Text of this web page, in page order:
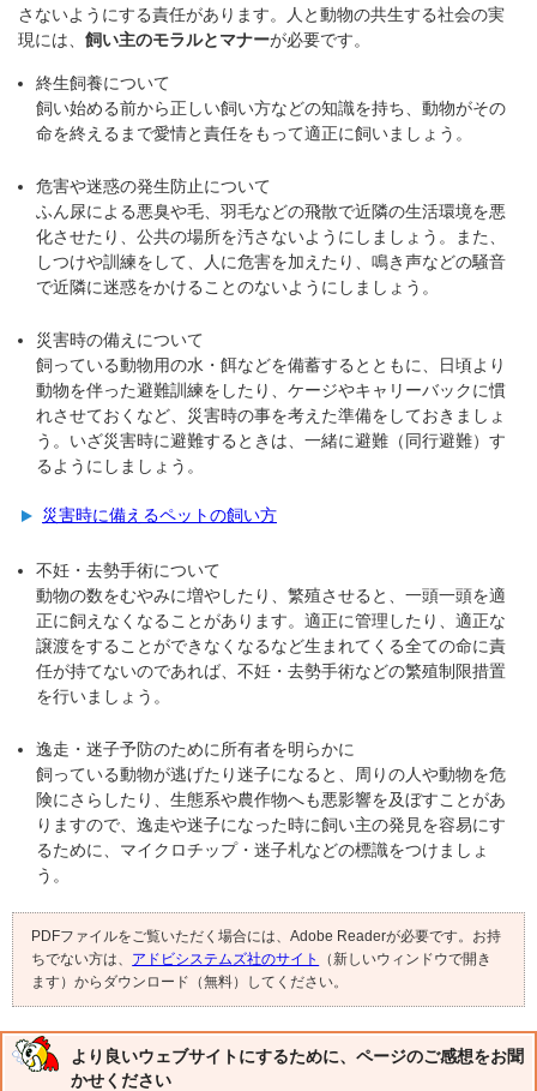
さないようにする責任があります。人と動物の共生する社会の実
現には、 飼い主のモラルとマナーが必要です。
終生飼養について
飼い始める前から正しい飼い方などの知識を持ち、動物がその
命を終えるまで愛情と責任をもって適正に飼いましょう。
危害や迷惑の発生防止について
ふん尿による悪臭や毛、羽毛などの飛散で近隣の生活環境を悪
化させたり、公共の場所を汚さないようにしましょう。また、
しつけや訓練をして、人に危害を加えたり、鳴き声などの騒音
で近隣に迷惑をかけることのないようにしましょう。
災害時の備えについて
飼っている動物用の水・餌などを備蓄するとともに、日頃より
動物を伴った避難訓練をしたり、ケージやキャリーバックに慣
れさせておくなど、災害時の事を考えた準備をしておきましょ
う。いざ災害時に避難するときは、一緒に避難（同行避難）す
るようにしましょう。
災害時に備えるペットの飼い方
不妊・去勢手術について
動物の数をむやみに増やしたり、繁殖させると、一頭一頭を適
正に飼えなくなることがあります。適正に管理したり、適正な
譲渡をすることができなくなるなど生まれてくる全ての命に責
任が持てないのであれば、不妊・去勢手術などの繁殖制限措置
を行いましょう。
逸走・迷子予防のために所有者を明らかに
飼っている動物が逃げたり迷子になると、周りの人や動物を危
険にさらしたり、生態系や農作物へも悪影響を及ぼすことがあ
りますので、逸走や迷子になった時に飼い主の発見を容易にす
るために、マイクロチップ・迷子札などの標識をつけましょ
う。
PDFファイルをご覧いただく場合には、Adobe Readerが必要です。お持
ちでない方は、 アドビシステムズ社のサイト
（新しいウィンドウで開き
ます）からダウンロード（無料）してください。
より良いウェブサイトにするために、ページのご感想をお聞
かせください